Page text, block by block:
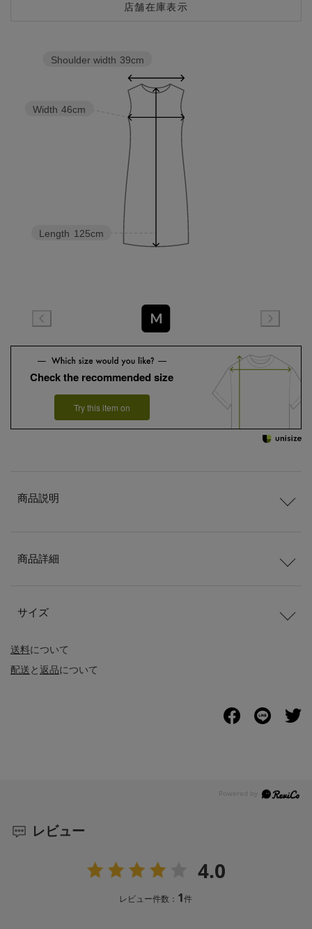
店舗在庫表示
Length 125cm
Width 46cm
Shoulder width 39cm
M
Check the recommended size
Try this item on
送料について
配送と返品について
商品説明
商品詳細
サイズ
レビュー
4.0
レビュー件数： 1件